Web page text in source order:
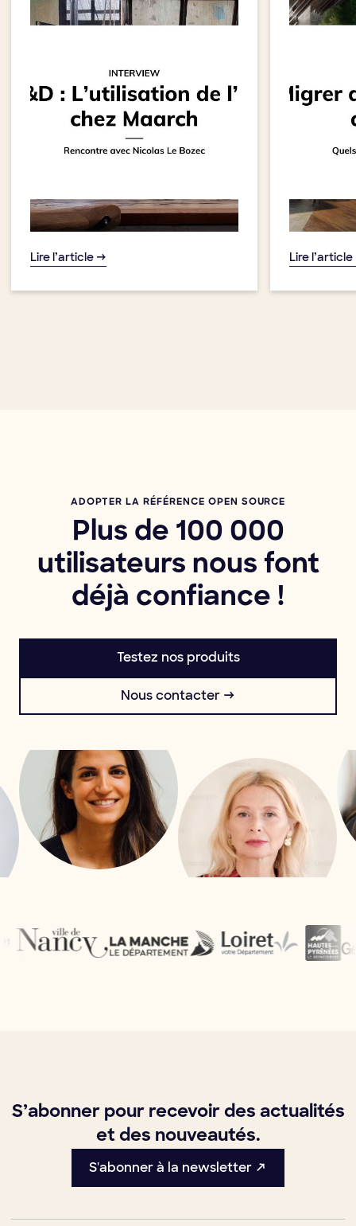
Lire l’article → Lire
ADOPTER LA RÉFÉRENCE OPEN SOURCE
Plus de 100 000
utilisateurs nous font
déjà confiance !
Testez nos produits
Nous contacter →
S’abonner pour recevoir des actualités
et des nouveautés.
S'abonner à la newsletter ↗